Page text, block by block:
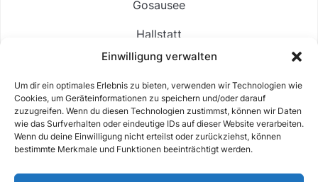
Einwilligung verwalten
Um dir ein optimales Erlebnis zu bieten, verwenden wir Technologien wie
Cookies, um Geräteinformationen zu speichern und/oder darauf
zuzugreifen. Wenn du diesen Technologien zustimmst, können wir Daten
wie das Surfverhalten oder eindeutige IDs auf dieser Website verarbeiten.
Wenn du deine Einwilligung nicht erteilst oder zurückziehst, können
bestimmte Merkmale und Funktionen beeinträchtigt werden.
Gosausee
Hallstatt
Langbathsee
Altausseer See
Hintersee